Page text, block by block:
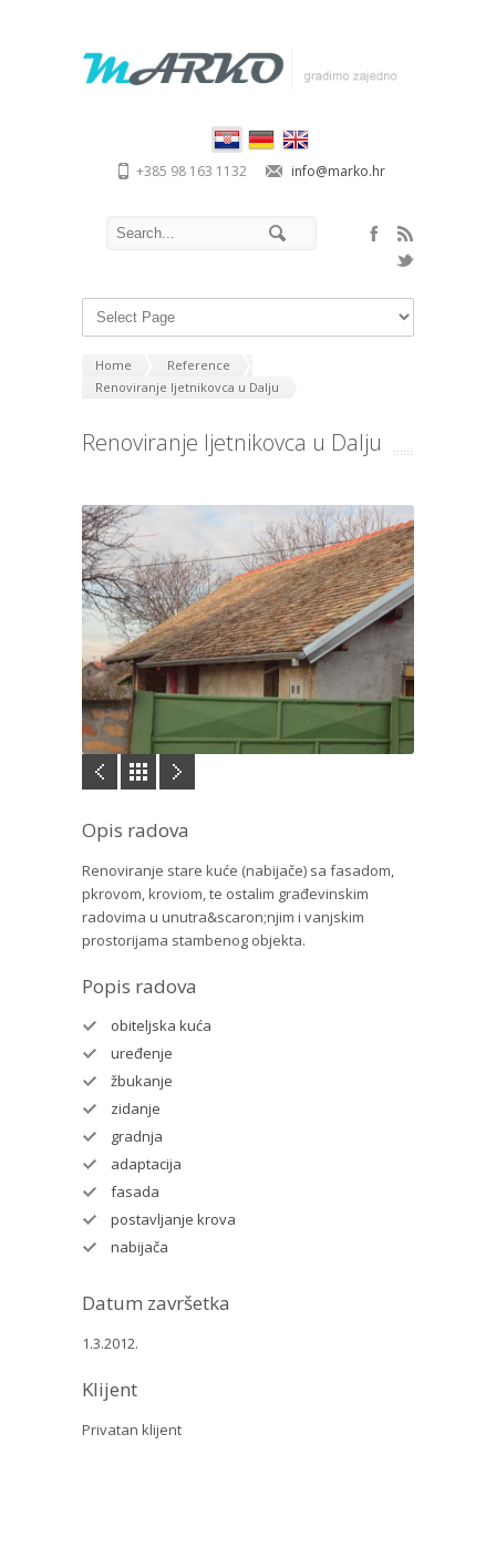
+385 98 163 1132 info@marko.hr
Home
Reference
Renoviranje ljetnikovca u Dalju
Renoviranje ljetnikovca u Dalju
Opis radova
Renoviranje stare kuće (nabijače) sa fasadom,
pkrovom, kroviom, te ostalim građevinskim
radovima u unutra&scaron;njim i vanjskim
prostorijama stambenog objekta.
Popis radova
obiteljska kuća
uređenje
žbukanje
zidanje
gradnja
adaptacija
fasada
postavljanje krova
nabijača
Datum završetka
1.3.2012.
Klijent
Privatan klijent